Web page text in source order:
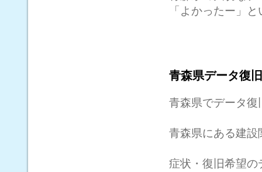
「よかったー」
青森県データ復
青森県でデータ復
青森県にある建設
症状・復旧希望の